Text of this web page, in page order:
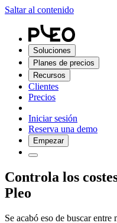
Saltar al contenido
Soluciones
Planes de precios
Recursos
Clientes
Precios
Iniciar sesión
Reserva una demo
Empezar
Controla los
Pleo
Se acabó eso de buscar